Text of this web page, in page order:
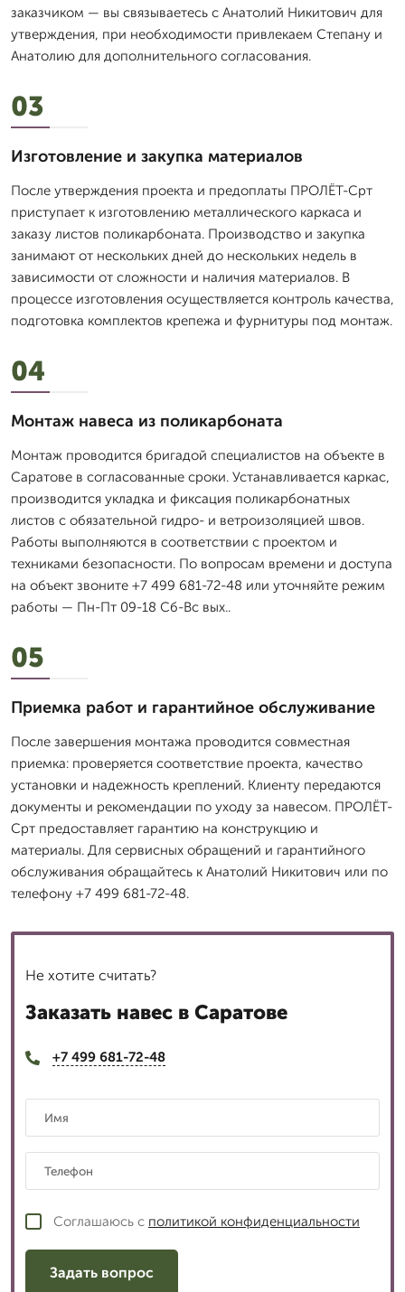
заказчиком — вы связываетесь с Анатолий Никитович для
утверждения, при необходимости привлекаем Степану и
Анатолию для дополнительного согласования.
03
Изготовление и закупка материалов
После утверждения проекта и предоплаты ПРОЛЁТ-Срт
приступает к изготовлению металлического каркаса и
заказу листов поликарбоната. Производство и закупка
занимают от нескольких дней до нескольких недель в
зависимости от сложности и наличия материалов. В
процессе изготовления осуществляется контроль качества,
подготовка комплектов крепежа и фурнитуры под монтаж.
04
Монтаж навеса из поликарбоната
Монтаж проводится бригадой специалистов на объекте в
Саратове в согласованные сроки. Устанавливается каркас,
производится укладка и фиксация поликарбонатных
листов с обязательной гидро- и ветроизоляцией швов.
Работы выполняются в соответствии с проектом и
техниками безопасности. По вопросам времени и доступа
на объект звоните +7 499 681-72-48 или уточняйте режим
работы — Пн-Пт 09-18 Сб-Вс вых..
05
Приемка работ и гарантийное обслуживание
После завершения монтажа проводится совместная
приемка: проверяется соответствие проекта, качество
установки и надежность креплений. Клиенту передаются
документы и рекомендации по уходу за навесом. ПРОЛЁТ-
Срт предоставляет гарантию на конструкцию и
материалы. Для сервисных обращений и гарантийного
обслуживания обращайтесь к Анатолий Никитович или по
телефону +7 499 681-72-48.
Не хотите считать?
Заказать навес в Саратове
+7 499 681-72-48
Соглашаюсь с политикой конфиденциальности
Задать вопрос